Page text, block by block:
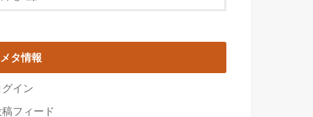
メタ情報
グイン
稿フィード